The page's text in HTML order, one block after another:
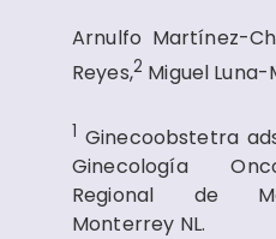
Arnulfo Martínez-
Reyes,2 Miguel
1 Ginecoobstetra
Ginecología
Regional de
Monterrey NL.